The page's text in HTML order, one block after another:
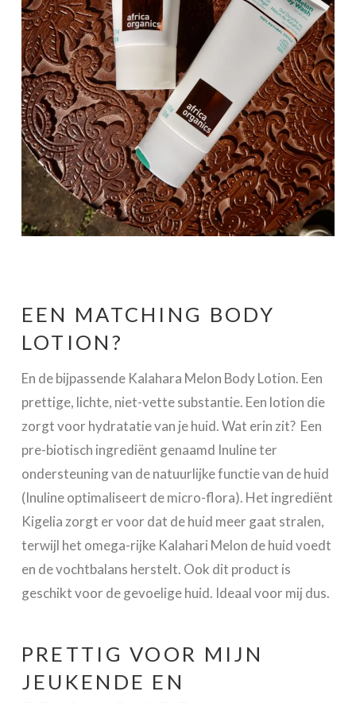
EEN MATCHING BODY
LOTION?
En de bijpassende Kalahara Melon Body Lotion. Een
prettige, lichte, niet-vette substantie. Een lotion die
zorgt voor hydratatie van je huid. Wat erin zit? Een
pre-biotisch ingrediënt genaamd Inuline ter
ondersteuning van de natuurlijke functie van de huid
(Inuline optimaliseert de micro-flora). Het ingrediënt
Kigelia zorgt er voor dat de huid meer gaat stralen,
terwijl het omega-rijke Kalahari Melon de huid voedt
en de vochtbalans herstelt. Ook dit product is
geschikt voor de gevoelige huid. Ideaal voor mij dus.
PRETTIG VOOR MIJN
JEUKENDE EN